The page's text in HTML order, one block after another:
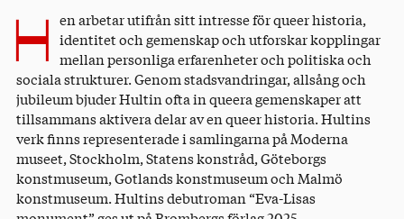
H en arbetar utifrån sitt intresse för queer historia,
identitet och gemenskap och utforskar kopplingar
mellan personliga erfarenheter och politiska och
sociala strukturer. Genom stadsvandringar, allsång och
jubileum bjuder Hultin ofta in queera gemenskaper att
tillsammans aktivera delar av en queer historia. Hultins
verk finns representerade i samlingarna på Moderna
museet, Stockholm, Statens konstråd, Göteborgs
konstmuseum, Gotlands konstmuseum och Malmö
konstmuseum. Hultins debutroman “Eva-Lisas